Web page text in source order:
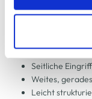
erlauben" bzw.
(einschließlich
zu ändern oder
Cookie-Hinweis
Damen Hose mit
Modische
Mit breitem
Seitliche
Weites,
Leicht